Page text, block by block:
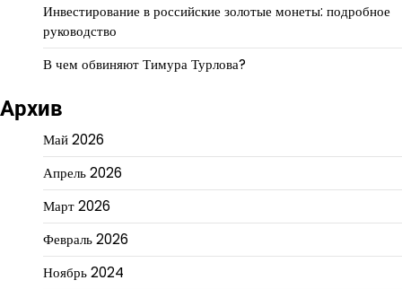
Инвестирование в российские золотые монеты: подробное
руководство
В чем обвиняют Тимура Турлова?
Архив
Май 2026
Апрель 2026
Март 2026
Февраль 2026
Ноябрь 2024